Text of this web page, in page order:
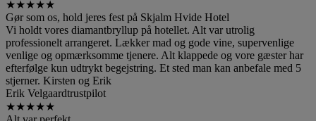
★★★★★
Gør som os, hold jeres fest på Skjalm Hvide Hotel
Vi holdt vores diamantbryllup på hotellet. Alt var utrolig
professionelt arrangeret. Lækker mad og gode vine, supervenlige
venlige og opmærksomme tjenere. Alt klappede og vore gæster har
efterfølge kun udtrykt begejstring. Et sted man kan anbefale med 5
stjerner. Kirsten og Erik
Erik Velgaardtrustpilot
★★★★★